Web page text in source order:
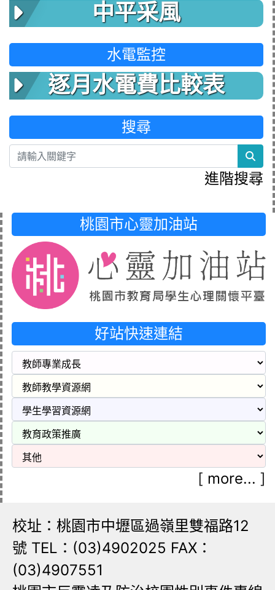
中平采風
水電監控
逐月水電費比較表
搜尋
進階搜尋
桃園市心靈加油站
好站快速連結
[ more... ]
校址：桃園市中壢區過嶺里雙福路12
號 TEL：(03)4902025 FAX：
(03)4907551